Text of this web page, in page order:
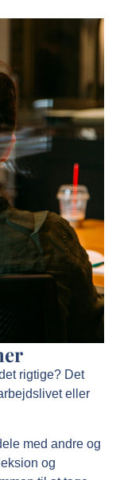
rigtige? Det
eller
med andre og
og